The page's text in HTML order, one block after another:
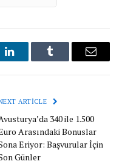
LinkedInTumblr Email
ARTICLE
340 ile 1.500
Arasındaki Bonuslar
Eriyor: Başvurular İçin
Günler